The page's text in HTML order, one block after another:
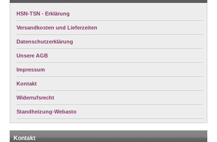
HSN-TSN - Erklärung
Versandkosten und Lieferzeiten
Datenschutzerklärung
Unsere AGB
Impressum
Kontakt
Widerrufsrecht
Standheizung-Webasto
Kontakt